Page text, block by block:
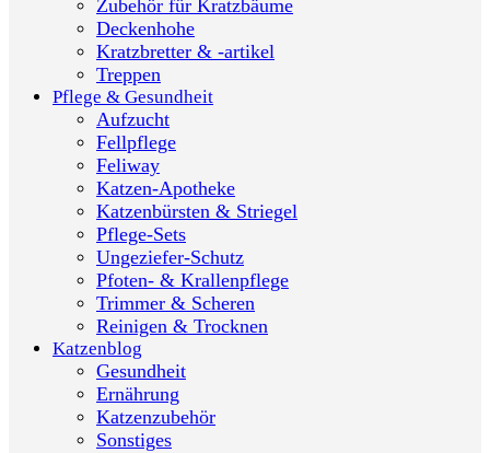
Zubehör für Kratzbäume
Deckenhohe
Kratzbretter & -artikel
Treppen
Pflege & Gesundheit
Aufzucht
Fellpflege
Feliway
Katzen-Apotheke
Katzenbürsten & Striegel
Pflege-Sets
Ungeziefer-Schutz
Pfoten- & Krallenpflege
Trimmer & Scheren
Reinigen & Trocknen
Katzenblog
Gesundheit
Ernährung
Katzenzubehör
Sonstiges